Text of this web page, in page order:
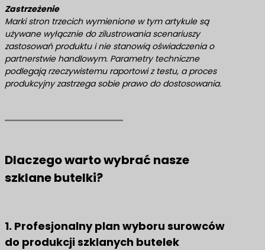
Zastrzeżenie
Marki stron trzecich wymienione w tym artykule są
używane wyłącznie do zilustrowania scenariuszy
zastosowań produktu i nie stanowią oświadczenia o
partnerstwie handlowym. Parametry techniczne
podlegają rzeczywistemu raportowi z testu, a proces
produkcyjny zastrzega sobie prawo do dostosowania.
Dlaczego warto wybrać nasze
szklane butelki?
1. Profesjonalny plan wyboru surowców
do produkcji szklanych butelek